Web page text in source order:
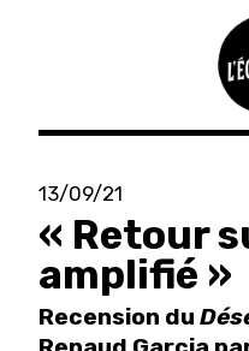
Aller
contenu
principal
13/09/21
« Retour
amplifié »
Recension du